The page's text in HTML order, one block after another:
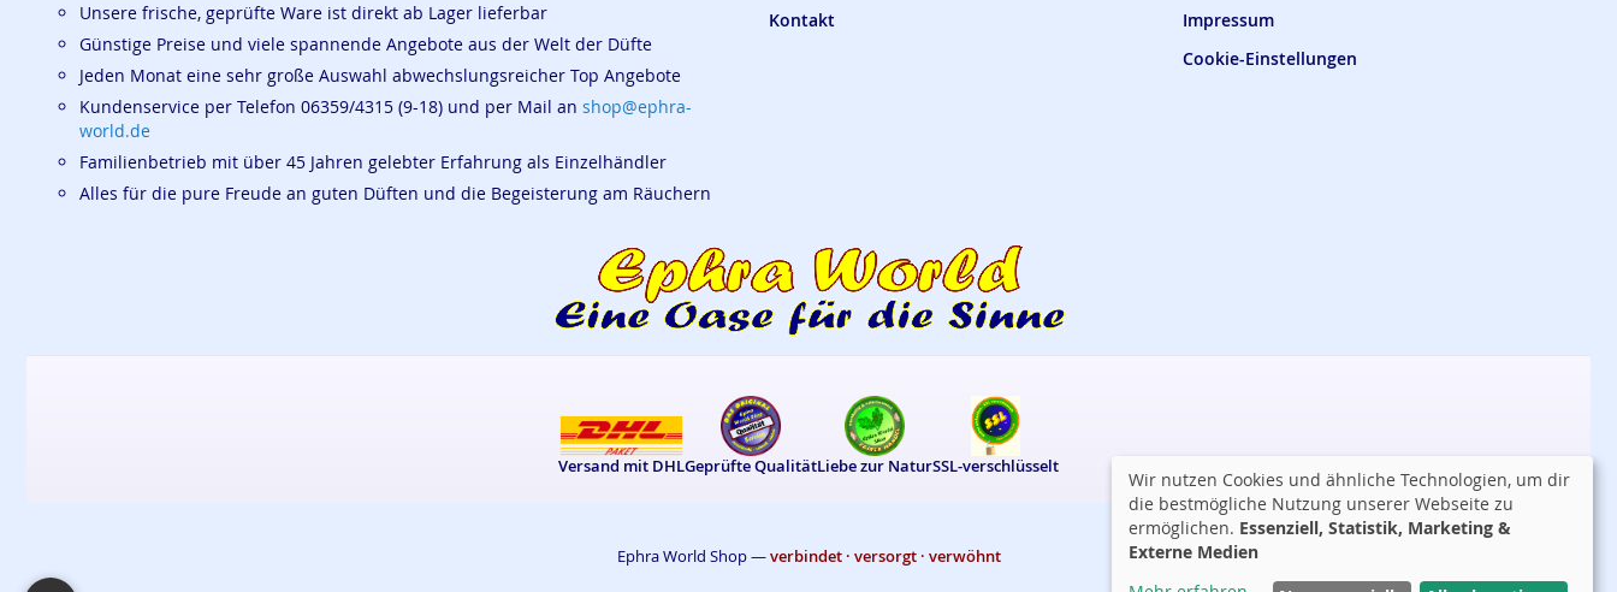
Kontakt
Impressum
Cookie-Einstellungen
Unsere frische, geprüfte Ware ist direkt ab Lager lieferbar
Günstige Preise und viele spannende Angebote aus der Welt der Düfte
Jeden Monat eine sehr große Auswahl abwechslungsreicher Top Angebote
Kundenservice per Telefon 06359/4315 (9-18) und per Mail an shop@ephra-
world.de
Familienbetrieb mit über 45 Jahren gelebter Erfahrung als Einzelhändler
Alles für die pure Freude an guten Düften und die Begeisterung am Räuchern
Versand mit DHLGeprüfte QualitätLiebe zur NaturSSL-verschlüsselt
Ephra World Shop —verbindet · versorgt · verwöhnt
Wir nutzen Cookies und ähnliche Technologien, um dir
die bestmögliche Nutzung unserer Webseite zu
ermöglichen. Essenziell, Statistik, Marketing &
Externe Medien